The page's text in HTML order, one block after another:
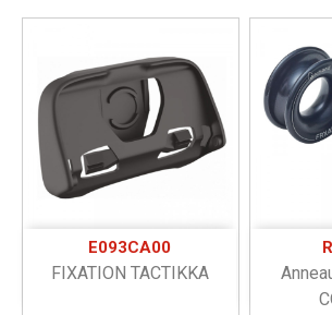
E093CA00
FIXATION TACTIKKA